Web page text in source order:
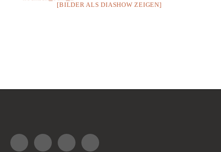
[BILDER ALS DIASHOW ZEIGEN]